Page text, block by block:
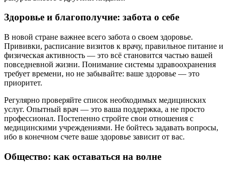
Здоровье и благополучие: забота о себе
В новой стране важнее всего забота о своем здоровье.
Прививки, расписание визитов к врачу, правильное питание и
физическая активность — это всё становится частью вашей
повседневной жизни. Понимание системы здравоохранения
требует времени, но не забывайте: ваше здоровье — это
приоритет.
Регулярно проверяйте список необходимых медицинских
услуг. Опытный врач — это ваша поддержка, а не просто
профессионал. Постепенно стройте свои отношения с
медицинскими учреждениями. Не бойтесь задавать вопросы,
ибо в конечном счете ваше здоровье зависит от вас.
Общество: как оставаться на волне